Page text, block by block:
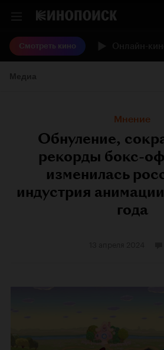
Смотреть кино
Мнение
Обнуление,
рекорды бокс-
изменилась
индустрия
года